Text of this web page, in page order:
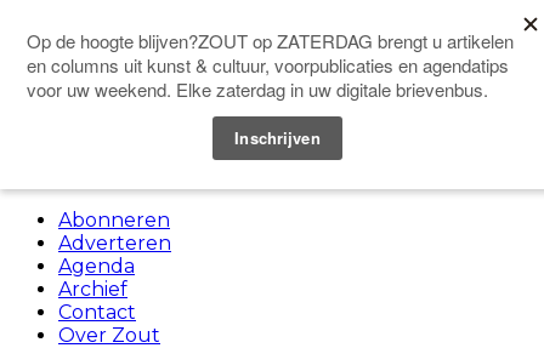
Doneer
Abonneren
Adverteren
Agenda
Archief
Contact
Over Zout